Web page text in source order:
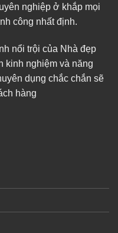
nghiệp ở khắp mọi
công nhất định.
nổi trội của Nhà đẹp
kinh nghiệm và năng
dụng chắc chắn sẽ
hàng